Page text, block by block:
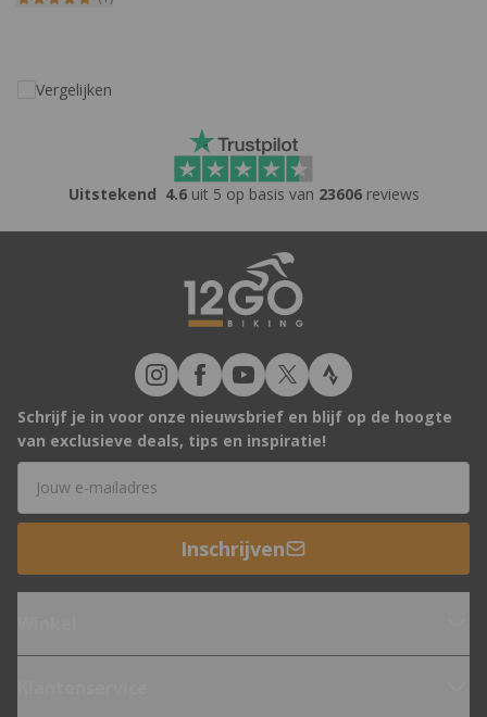
Vergelijken
Uitstekend 4.6uit 5 op basis van 23606reviews
Schrijf je in voor onze nieuwsbrief en blijf op de hoogte
van exclusieve deals, tips en inspiratie!
E-mailadres
Inschrijven